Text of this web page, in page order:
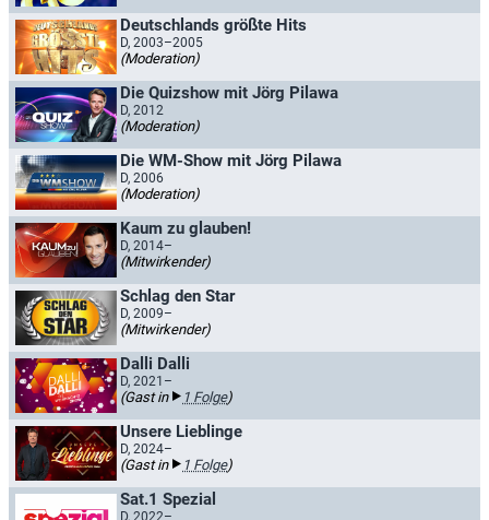
Deutschlands größte Hits
D, 2003–2005
(Moderation)
Die Quizshow mit Jörg Pilawa
D, 2012
(Moderation)
Die WM-Show mit Jörg Pilawa
D, 2006
(Moderation)
Kaum zu glauben!
D, 2014–
(Mitwirkender)
Schlag den Star
D, 2009–
(Mitwirkender)
Dalli Dalli
D, 2021–
(Gast in 1 Folge)
Unsere Lieblinge
D, 2024–
(Gast in 1 Folge)
Sat.1 Spezial
D, 2022–